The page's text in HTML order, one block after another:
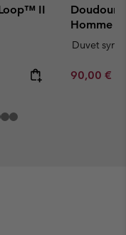
II
Homme
Duvet
Minimum
90,00 €